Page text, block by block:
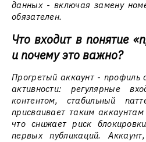
данных - включая замену
обязателен.
Что входит в понятие
и почему это важно?
Прогретый аккаунт - профиль
активности: регулярные
контентом, стабильный
присваивает таким
что снижает риск
первых публикаций.